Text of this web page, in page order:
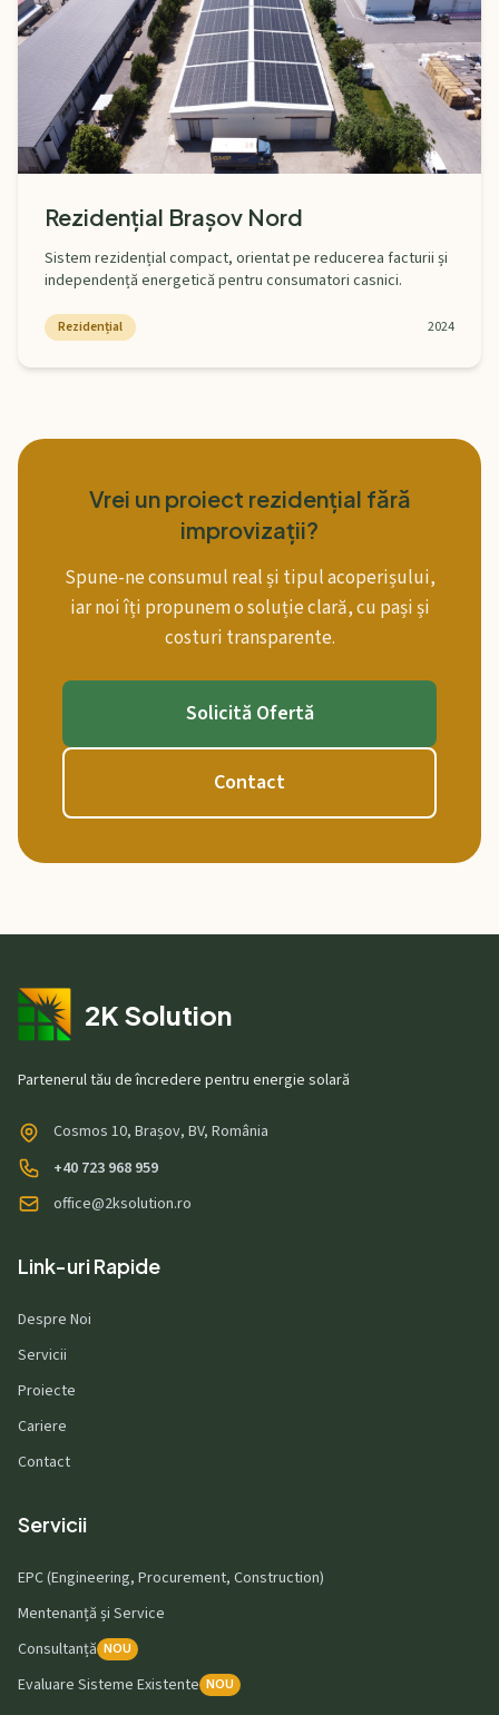
Rezidențial Brașov Nord
Sistem rezidențial compact, orientat pe reducerea facturii și
independență energetică pentru consumatori casnici.
Rezidențial 2024
Vrei un proiect rezidențial fără
improvizații?
Spune-ne consumul real și tipul acoperișului,
iar noi îți propunem o soluție clară, cu pași și
costuri transparente.
Solicită Ofertă
Contact
2K Solution
Partenerul tău de încredere pentru energie solară
Cosmos 10, Brașov, BV, România
+40 723 968 959
office@2ksolution.ro
Link-uri Rapide
Despre Noi
Servicii
Proiecte
Cariere
Contact
Servicii
EPC (Engineering, Procurement, Construction)
Mentenanță și Service
Consultanță NOU
Evaluare Sisteme Existente NOU